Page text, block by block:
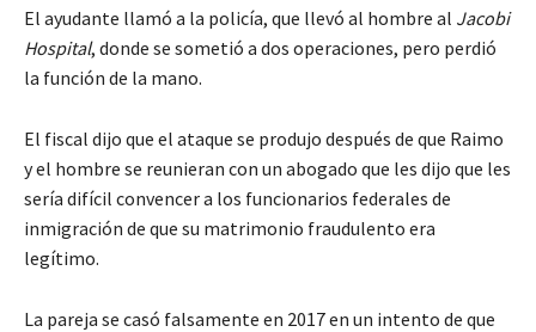
El ayudante llamó a la policía, que llevó al hombre al Jacobi
Hospital, donde se sometió a dos operaciones, pero perdió
la función de la mano.
El fiscal dijo que el ataque se produjo después de que Raimo
y el hombre se reunieran con un abogado que les dijo que les
sería difícil convencer a los funcionarios federales de
inmigración de que su matrimonio fraudulento era
legítimo.
La pareja se casó falsamente en 2017 en un intento de que